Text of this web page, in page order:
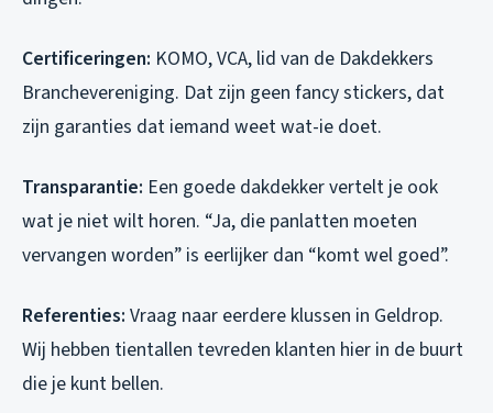
Certificeringen: KOMO, VCA, lid van de Dakdekkers
Branchevereniging. Dat zijn geen fancy stickers, dat
zijn garanties dat iemand weet wat-ie doet.
Transparantie: Een goede dakdekker vertelt je ook
wat je niet wilt horen. “Ja, die panlatten moeten
vervangen worden” is eerlijker dan “komt wel goed”.
Referenties: Vraag naar eerdere klussen in Geldrop.
Wij hebben tientallen tevreden klanten hier in de buurt
die je kunt bellen.